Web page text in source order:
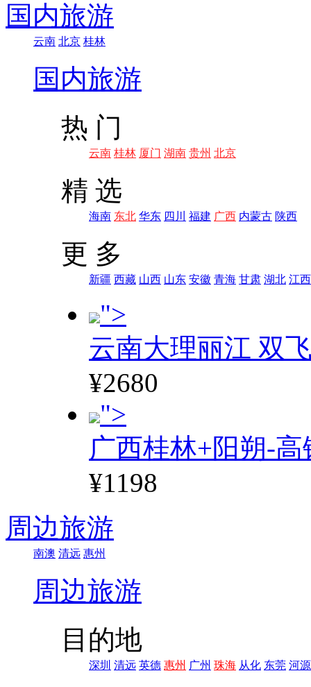
国内旅游
云南 北京 桂林
国内旅游
热 门
云南 桂林 厦门 湖南 贵州 北京
精 选
海南 东北 华东 四川 福建 广西 内蒙古 陕西
更 多
新疆 西藏 山西 山东 安徽 青海 甘肃 湖北 江西
">
云南大理丽江 双
¥2680
">
广西桂林+阳朔-高
¥1198
周边旅游
南澳 清远 惠州
周边旅游
目的地
深圳 清远 英德 惠州 广州 珠海 从化 东莞 河源